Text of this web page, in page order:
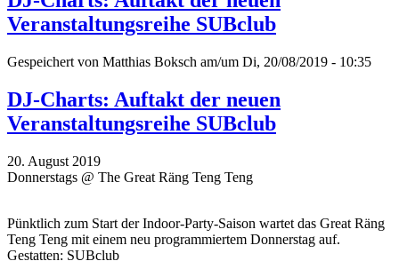
Veranstaltungsreihe SUBclub
Gespeichert von Matthias Boksch am/um Di, 20/08/2019 - 10:35
DJ-Charts: Auftakt der neuen
Veranstaltungsreihe SUBclub
20. August 2019
Donnerstags @ The Great Räng Teng Teng
Pünktlich zum Start der Indoor-Party-Saison wartet das Great Räng
Teng Teng mit einem neu programmiertem Donnerstag auf.
Gestatten: SUBclub